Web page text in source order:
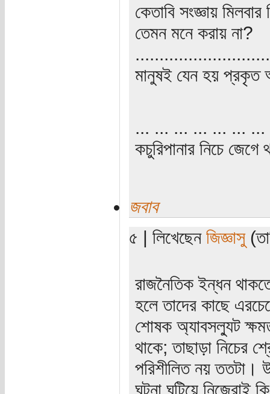
কেতাবি সংজ্ঞায়
তেমন মনে করায় না?
মানুষই যেন হয়
... ... ... ... ... ...
কচুরিপানার নিচে জেগে
জবাব
৫ | লিখেছেন জিজ্ঞাসু
রাজনৈতিক ইন্ধন
হলে তাদের কাছে
শোষক অ্যাবসল্যুট
থাকে; তাছাড়া নিচের
পরিশীলিত নয় ততটা।
ঘটনা ঘটিয়ে নিজেরাই